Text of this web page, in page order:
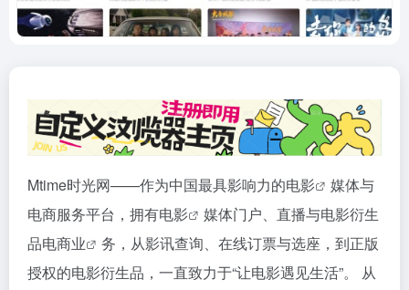
Mtime时光网——作为中国最具影响力的电影
媒体与
电商服务平台，拥有电影
媒体门户、直播与电影衍生
品电商业
务，从影讯查询、在线订票与选座，到正版
授权的电影衍生品，一直致力于“让电影遇见生活”。 从